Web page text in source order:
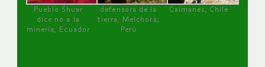
Pueblo Shuar
dice no a la
minería, Ecuador
defensora de la
tierra, Melchora,
Perú
Caimanes, Chile